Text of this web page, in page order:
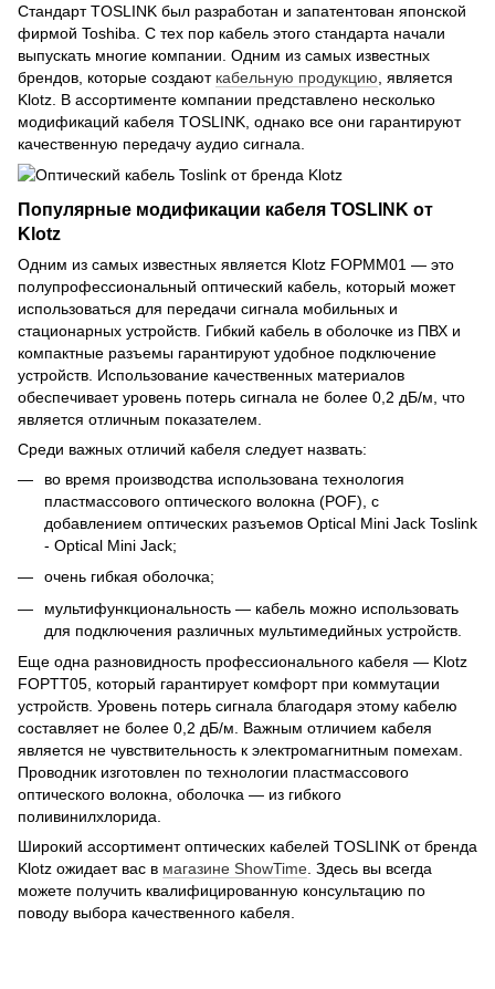
Стандарт TOSLINK был разработан и запатентован японской
фирмой Toshiba. С тех пор кабель этого стандарта начали
выпускать многие компании. Одним из самых известных
брендов, которые создают кабельную продукцию , является
Klotz. В ассортименте компании представлено несколько
модификаций кабеля TOSLINK, однако все они гарантируют
качественную передачу аудио сигнала.
Популярные модификации кабеля TOSLINK от
Klotz
Одним из самых известных является Klotz FOPMM01 — это
полупрофессиональный оптический кабель, который может
использоваться для передачи сигнала мобильных и
стационарных устройств. Гибкий кабель в оболочке из ПВХ и
компактные разъемы гарантируют удобное подключение
устройств. Использование качественных материалов
обеспечивает уровень потерь сигнала не более 0,2 дБ/м, что
является отличным показателем.
Среди важных отличий кабеля следует назвать:
во время производства использована технология
пластмассового оптического волокна (POF), с
добавлением оптических разъемов Optical Mini Jack Toslink
- Optical Mini Jack;
очень гибкая оболочка;
мультифункциональность — кабель можно использовать
для подключения различных мультимедийных устройств.
Еще одна разновидность профессионального кабеля — Klotz
FOPTT05, который гарантирует комфорт при коммутации
устройств. Уровень потерь сигнала благодаря этому кабелю
составляет не более 0,2 дБ/м. Важным отличием кабеля
является не чувствительность к электромагнитным помехам.
Проводник изготовлен по технологии пластмассового
оптического волокна, оболочка — из гибкого
поливинилхлорида.
Широкий ассортимент оптических кабелей TOSLINK от бренда
Klotz ожидает вас в магазине ShowTime . Здесь вы всегда
можете получить квалифицированную консультацию по
поводу выбора качественного кабеля.